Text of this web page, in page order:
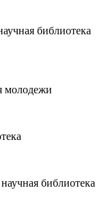
библиотека
молодежи
библиотека